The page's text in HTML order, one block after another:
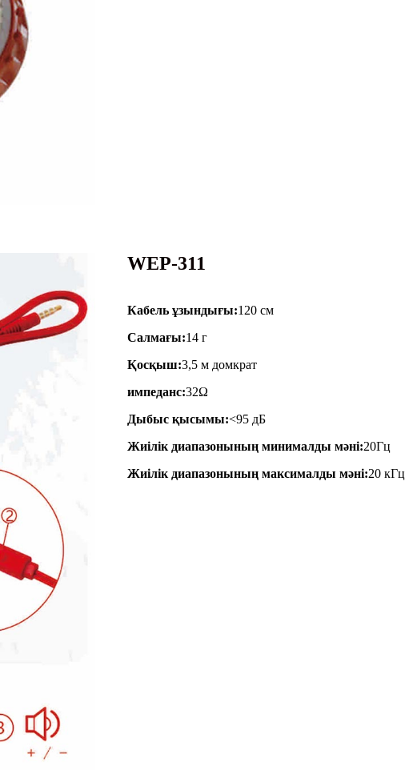
WEP-311
Кабель ұзындығы:120 см
Салмағы:14 г
Қосқыш:3,5 м домкрат
импеданс:32Ω
Дыбыс қысымы:<95 дБ
Жиілік диапазонының минималды мәні:20Гц
Жиілік диапазонының максималды мәні:20 кГц